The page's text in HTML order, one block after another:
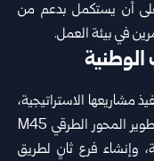
على أن يستكمل بدعم من
في بيئة العمل.
الوطنية
مشاريعها الاستراتيجية،
مستشهداً بإطلاق استدراج عروض دولية لتطوير المحور الطرقي M45
وإنشاء فرع ثانٍ لطريق